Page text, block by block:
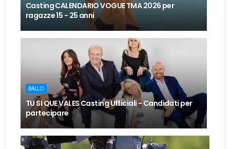
Casting CALENDARIO VOGUE TMA 2026 per
ragazze 15 - 25 anni
BALLO
TU SI QUE VALES Casting Ufficiali - Candidati per
partecipare